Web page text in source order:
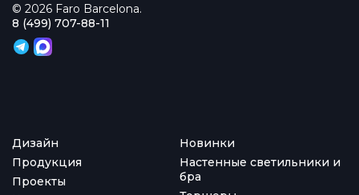
© 2026 Faro Barcelona.
Дизайн
Продукция
Проекты
Новинки
Настенные светильники и
бра
8 (499) 707-88-11